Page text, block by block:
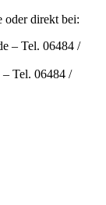
oder direkt bei:
– Tel. 06484 /
– Tel. 06484 /